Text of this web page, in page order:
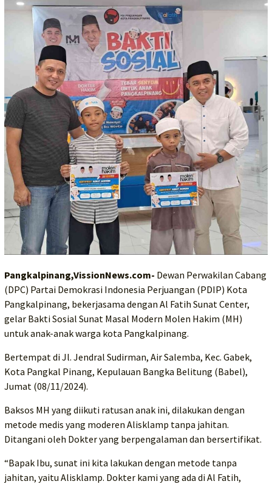
Pangkalpinang,VissionNews.com- Dewan Perwakilan Cabang
(DPC) Partai Demokrasi Indonesia Perjuangan (PDIP) Kota
Pangkalpinang, bekerjasama dengan Al Fatih Sunat Center,
gelar Bakti Sosial Sunat Masal Modern Molen Hakim (MH)
untuk anak-anak warga kota Pangkalpinang.
Bertempat di Jl. Jendral Sudirman, Air Salemba, Kec. Gabek,
Kota Pangkal Pinang, Kepulauan Bangka Belitung (Babel),
Jumat (08/11/2024).
Baksos MH yang diikuti ratusan anak ini, dilakukan dengan
metode medis yang moderen Alisklamp tanpa jahitan.
Ditangani oleh Dokter yang berpengalaman dan bersertifikat.
“Bapak Ibu, sunat ini kita lakukan dengan metode tanpa
jahitan, yaitu Alisklamp. Dokter kami yang ada di Al Fatih,